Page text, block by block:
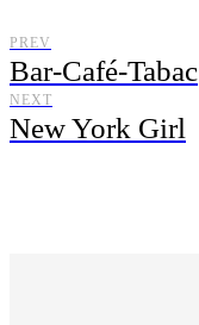
PREV
Bar-Café-Tabac
NEXT
New York Girl